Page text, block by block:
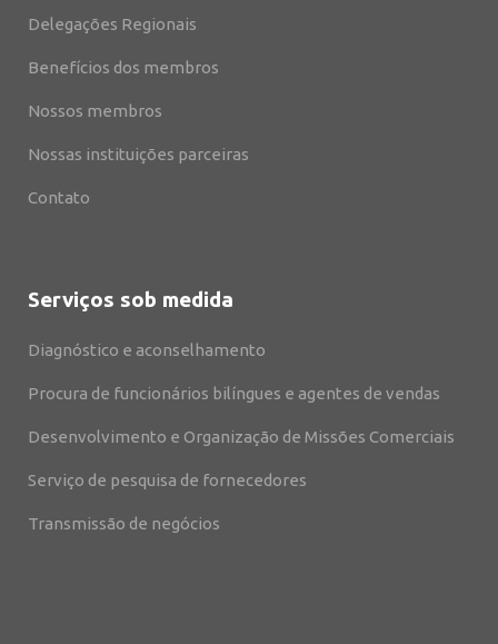
Delegações Regionais
Benefícios dos membros
Nossos membros
Nossas instituições parceiras
Contato
Serviços sob medida
Diagnóstico e aconselhamento
Procura de funcionários bilíngues e agentes de vendas
Desenvolvimento e Organização de Missões Comerciais
Serviço de pesquisa de fornecedores
Transmissão de negócios